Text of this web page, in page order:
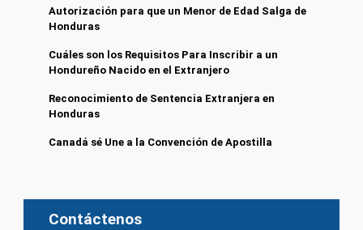
Autorización para que un Menor de Edad Salga de
Honduras
Cuáles son los Requisitos Para Inscribir a un
Hondureño Nacido en el Extranjero
Reconocimiento de Sentencia Extranjera en
Honduras
Canadá sé Une a la Convención de Apostilla
Contáctenos